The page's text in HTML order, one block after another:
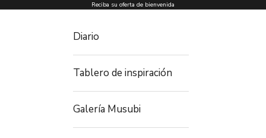
Ir al contenido Reciba su oferta de bienvenida
Diario
Tablero de inspiración
Galería Musubi